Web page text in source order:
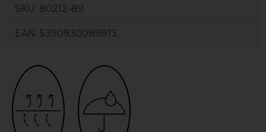
SKU: 80212-89
EAN: 5390930089813